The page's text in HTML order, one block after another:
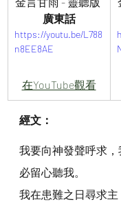
廣東話
https://youtu.be/L788
n8EE8AE
在YouTube觀看
經文：
我要向神發聲呼求
必留心聽我。
我在患難之日尋求